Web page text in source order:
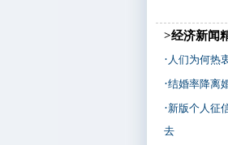
>经济新闻
· 人们为何热
·结婚率降离
·新版个人征
去